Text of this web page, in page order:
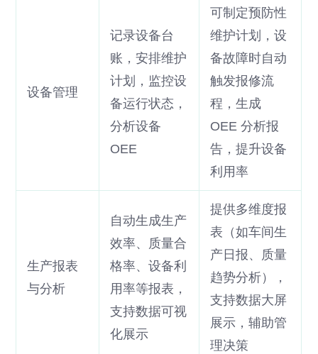
设备管理
记录设备台
账，安排维护
计划，监控设
备运行状态，
分析设备
OEE
可制定预防性
维护计划，设
备故障时自动
触发报修流
程，生成
OEE 分析报
告，提升设备
利用率
生产报表
与分析
自动生成生产
效率、质量合
格率、设备利
用率等报表，
支持数据可视
化展示
提供多维度报
表（如车间生
产日报、质量
趋势分析），
支持数据大屏
展示，辅助管
理决策